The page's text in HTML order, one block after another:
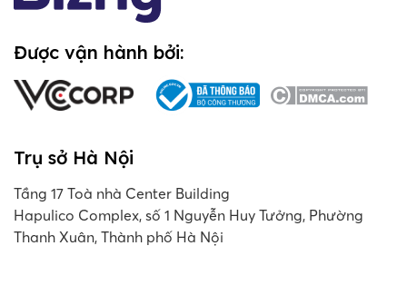
Được vận hành bởi:
Trụ sở Hà Nội
Tầng 17 Toà nhà Center Building
Hapulico Complex, số 1 Nguyễn Huy Tưởng, Phường
Thanh Xuân, Thành phố Hà Nội